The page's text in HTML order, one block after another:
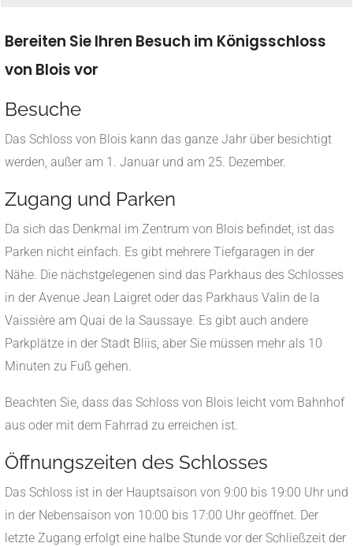
Bereiten Sie Ihren Besuch im Königsschloss
von Blois vor
Besuche
Das Schloss von Blois kann das ganze Jahr über besichtigt
werden, außer am 1. Januar und am 25. Dezember.
Zugang und Parken
Da sich das Denkmal im Zentrum von Blois befindet, ist das
Parken nicht einfach. Es gibt mehrere Tiefgaragen in der
Nähe. Die nächstgelegenen sind das Parkhaus des Schlosses
in der Avenue Jean Laigret oder das Parkhaus Valin de la
Vaissière am Quai de la Saussaye. Es gibt auch andere
Parkplätze in der Stadt Bliis, aber Sie müssen mehr als 10
Minuten zu Fuß gehen.
Beachten Sie, dass das Schloss von Blois leicht vom Bahnhof
aus oder mit dem Fahrrad zu erreichen ist.
Öffnungszeiten des Schlosses
Das Schloss ist in der Hauptsaison von 9:00 bis 19:00 Uhr und
in der Nebensaison von 10:00 bis 17:00 Uhr geöffnet. Der
letzte Zugang erfolgt eine halbe Stunde vor der Schließzeit der